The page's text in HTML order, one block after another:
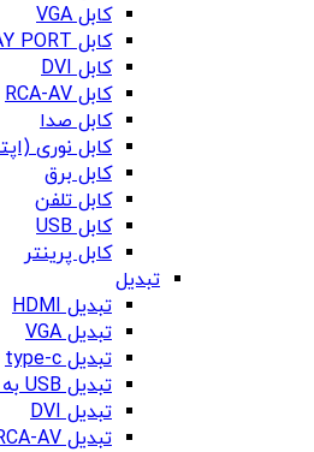
کابل VGA
کابل DISPLAY PORT
کابل DVI
کابل RCA-AV
کابل صدا
کابل نوری
کابل برق
کابل تلفن
کابل USB
کابل پرینتر
تبدیل
تبدیل HDMI
تبدیل VGA
تبدیل type-c
تبدیل USB به LAN
تبدیل DVI
تبدیل RCA-AV